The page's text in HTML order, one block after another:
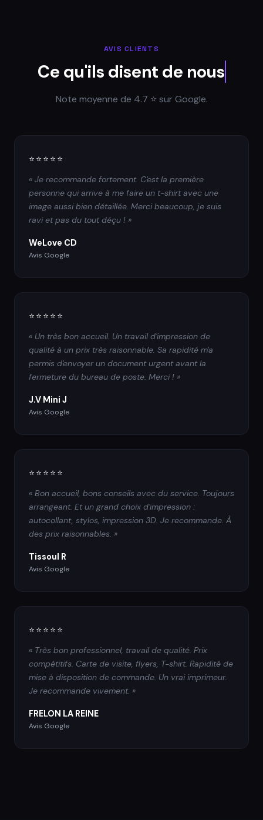
AVIS CLIENTS
Ce qu'ils disent de nous
Note moyenne de 4.7 ⭐ sur Google.
⭐⭐⭐⭐⭐
« Je recommande fortement. C'est la première
personne qui arrive à me faire un t-shirt avec une
image aussi bien détaillée. Merci beaucoup, je suis
ravi et pas du tout déçu ! »
WeLove CD
Avis Google
⭐⭐⭐⭐⭐
« Un très bon accueil. Un travail d'impression de
qualité à un prix très raisonnable. Sa rapidité m'a
permis d'envoyer un document urgent avant la
fermeture du bureau de poste. Merci ! »
J.V Mini J
Avis Google
⭐⭐⭐⭐⭐
« Bon accueil, bons conseils avec du service. Toujours
arrangeant. Et un grand choix d'impression :
autocollant, stylos, impression 3D. Je recommande. À
des prix raisonnables. »
Tissoul R
Avis Google
⭐⭐⭐⭐⭐
« Très bon professionnel, travail de qualité. Prix
compétitifs. Carte de visite, flyers, T-shirt. Rapidité de
mise à disposition de commande. Un vrai imprimeur.
Je recommande vivement. »
FRELON LA REINE
Avis Google